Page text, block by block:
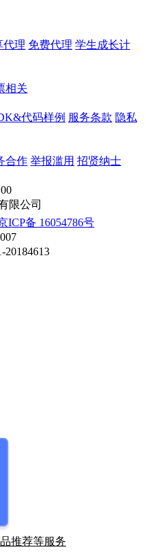
代理 免费代理 学生成长计
相关
代码样例 服务条款 隐私
合作 举报滥用 招贤纳士
限公司
ICP备 16054786号
推荐等服务